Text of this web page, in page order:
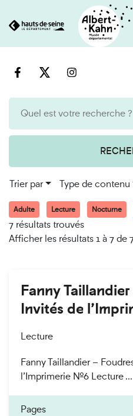
au
Trier par Type de contenu
Adulte Lecture Nocturne
7 résultats trouvés
Afficher les résultats 1 à 7 de
Fanny
Invités de
Lecture
Fanny Taillandier –
l’Imprimerie n°6 Lecture ...
Pages
Cookies et traceurs utilisés sur